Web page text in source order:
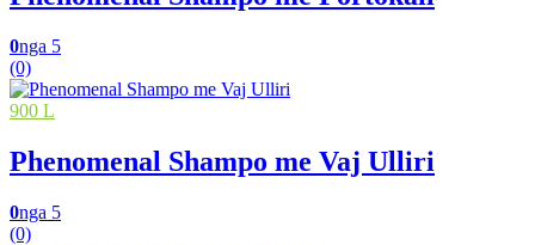
0nga 5
(0)
900 L
Phenomenal Shampo me Vaj Ulliri
0nga 5
(0)